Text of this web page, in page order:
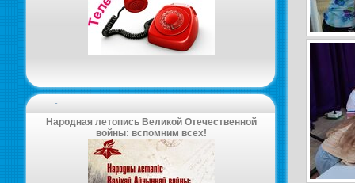
-
Народная летопись Великой Отечественной
войны: вспомним всех!